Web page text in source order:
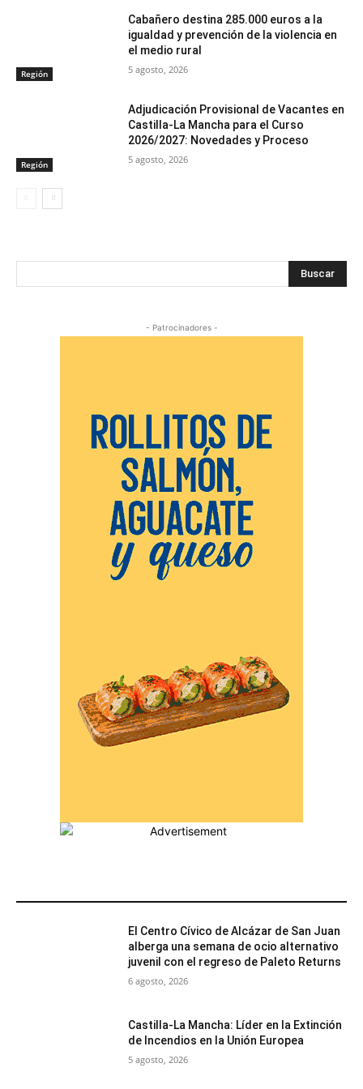
Región
Cabañero destina 285.000 euros a la
igualdad y prevención de la violencia en
el medio rural
5 agosto, 2026
Región
Adjudicación Provisional de Vacantes en
Castilla-La Mancha para el Curso
2026/2027: Novedades y Proceso
5 agosto, 2026
Buscar
- Patrocinadores -
El Centro Cívico de Alcázar de San Juan
alberga una semana de ocio alternativo
juvenil con el regreso de Paleto Returns
6 agosto, 2026
Castilla-La Mancha: Líder en la Extinción
de Incendios en la Unión Europea
5 agosto, 2026